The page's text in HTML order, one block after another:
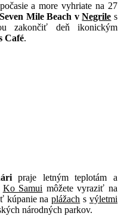
a more vyhriate na 27
Seven Mile Beach vNegrile s
zakončiť deň ikonickým
Café.
praje letným teplotám a
Ko Samui môžete vyraziť na
kúpanie naplážach s výletmi
národných parkov.